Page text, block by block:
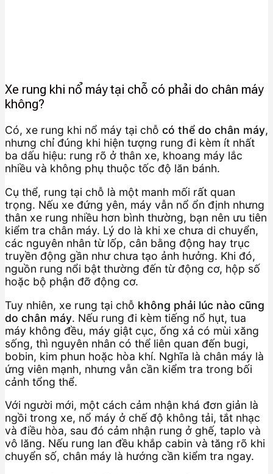
Xe rung khi nổ máy tại chỗ có phải do chân máy
không?
Có, xe rung khi nổ máy tại chỗ có thể do chân máy,
nhưng chỉ đúng khi hiện tượng rung đi kèm ít nhất
ba dấu hiệu: rung rõ ở thân xe, khoang máy lắc
nhiều và không phụ thuộc tốc độ lăn bánh.
Cụ thể, rung tại chỗ là một manh mối rất quan
trọng. Nếu xe đứng yên, máy vẫn nổ ổn định nhưng
thân xe rung nhiều hơn bình thường, bạn nên ưu tiên
kiểm tra chân máy. Lý do là khi xe chưa di chuyển,
các nguyên nhân từ lốp, cân bằng động hay trục
truyền động gần như chưa tạo ảnh hưởng. Khi đó,
nguồn rung nổi bật thường đến từ động cơ, hộp số
hoặc bộ phận đỡ động cơ.
Tuy nhiên, xe rung tại chỗ không phải lúc nào cũng
do chân máy. Nếu rung đi kèm tiếng nổ hụt, tua
máy không đều, máy giật cục, ống xả có mùi xăng
sống, thì nguyên nhân có thể liên quan đến bugi,
bobin, kim phun hoặc hòa khí. Nghĩa là chân máy là
ứng viên mạnh, nhưng vẫn cần kiểm tra trong bối
cảnh tổng thể.
Với người mới, một cách cảm nhận khá đơn giản là
ngồi trong xe, nổ máy ở chế độ không tải, tắt nhạc
và điều hòa, sau đó cảm nhận rung ở ghế, taplo và
vô lăng. Nếu rung lan đều khắp cabin và tăng rõ khi
chuyển số, chân máy là hướng cần kiểm tra ngay.